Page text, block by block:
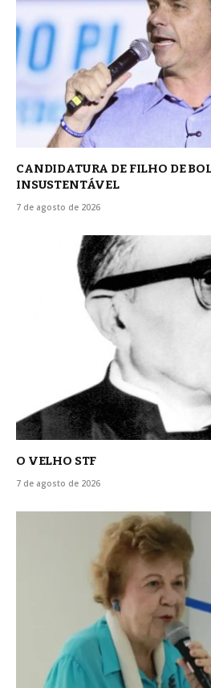
CANDIDATURA DE FILHO DE
INSUSTENTÁVEL
7 de agosto de 2026
O VELHO STF
7 de agosto de 2026